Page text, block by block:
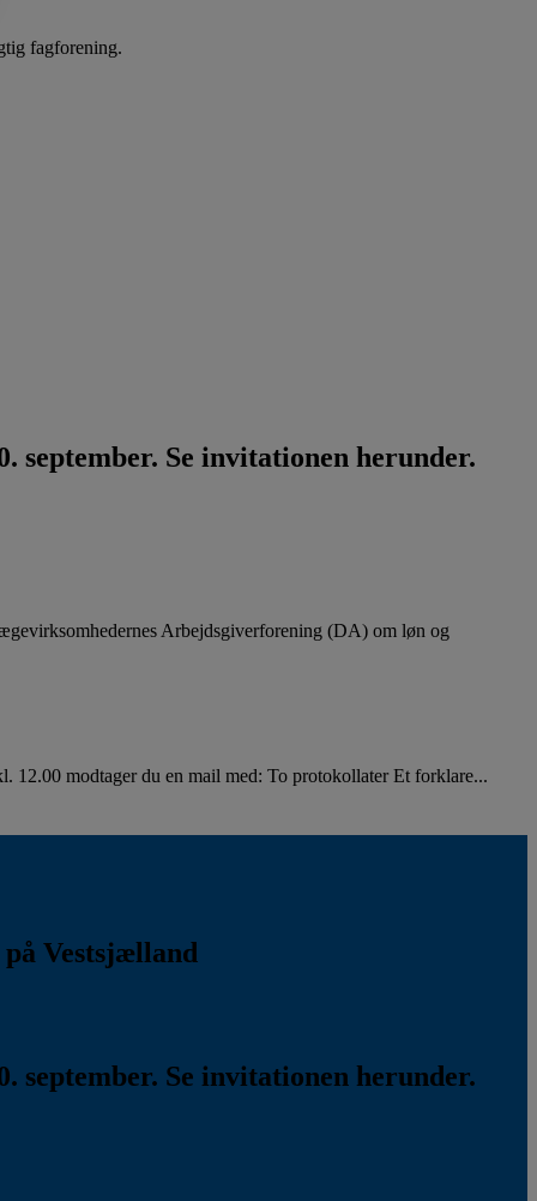
fagforening.
september. Se invitationen herunder.
Arbejdsgiverforening (DA) om løn og
12.00 modtager du en mail med: To protokollater Et forklare...
Vestsjælland
september. Se invitationen herunder.